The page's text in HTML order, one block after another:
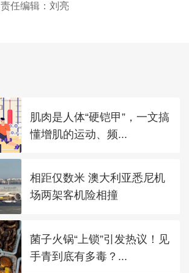
责任编辑：刘亮
肌肉是人体“硬铠甲”，一文搞
懂增肌的运动、频...
相距仅数米 澳大利亚悉尼机
场两架客机险相撞
菌子火锅“上锁”引发热议！见
手青到底有多毒？...